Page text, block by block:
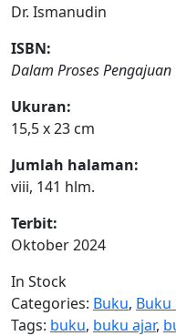
Dr. Ismanudin
ISBN:
Dalam Proses Pengajuan
Ukuran:
15,5 x 23 cm
Jumlah halaman:
viii, 141 hlm.
Terbit:
Oktober 2024
In Stock
Categories: Buku, Buku
Tags: buku, buku ajar,